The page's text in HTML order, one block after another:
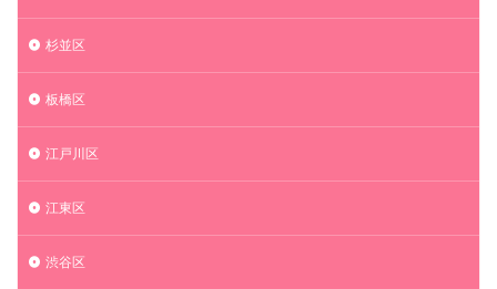
杉並区
板橋区
江戸川区
江東区
渋谷区